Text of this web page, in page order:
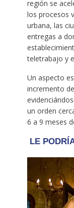
región se
los procesos
urbana, las
entregas a
teletrabajo y
Un aspecto
incremento
un orden
6 a 9 meses